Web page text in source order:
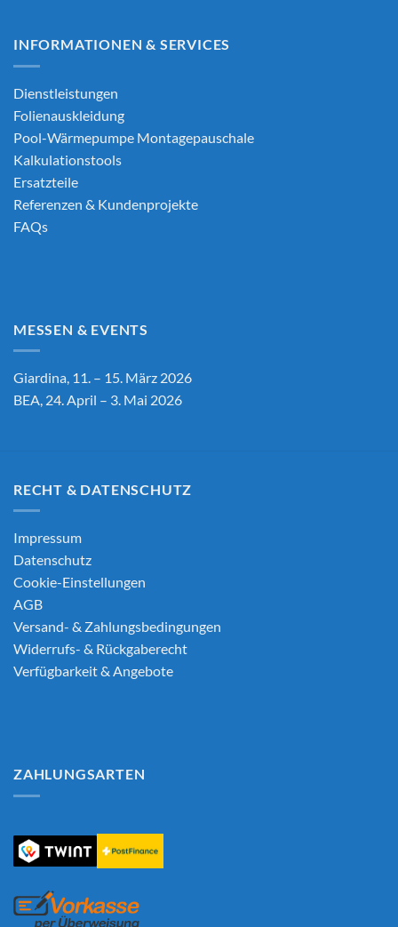
INFORMATIONEN & SERVICES
Dienstleistungen
Folienauskleidung
Pool-Wärmepumpe Montagepauschale
Kalkulationstools
Ersatzteile
Referenzen & Kundenprojekte
FAQs
MESSEN & EVENTS
Giardina, 11. – 15. März 2026
BEA, 24. April – 3. Mai 2026
RECHT & DATENSCHUTZ
Impressum
Datenschutz
Cookie-Einstellungen
AGB
Versand- & Zahlungsbedingungen
Widerrufs- & Rückgaberecht
Verfügbarkeit & Angebote
ZAHLUNGSARTEN